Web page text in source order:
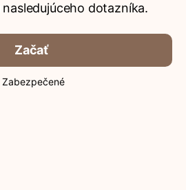
dotazníka.
Začať
Zabezpečené